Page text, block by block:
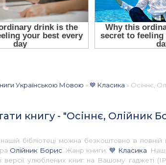
Українською Мовою »💙 Класика » Осіннє,
книгу - "Осіннє, Олійник
бібліотеці можна безкоштовно в
Олійник Борис . Жанр книги: 💙 Класика .
версії улюблених книг на Вашому гаджеті